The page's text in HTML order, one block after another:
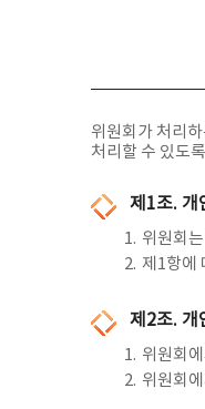
위원회가 처리
처리할 수 있도
제1조. 개
1. 위원회
2. 제1항에
제2조. 개
1. 위원회
2. 위원회